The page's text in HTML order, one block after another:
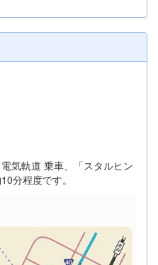
気軌道 乗車、「スタルヒン
分程度です。